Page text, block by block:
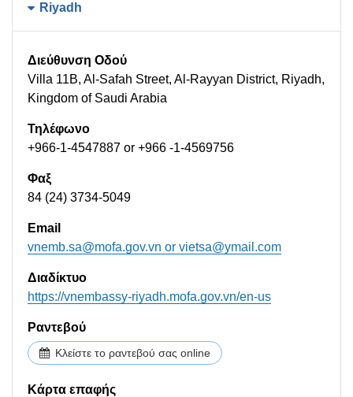
Riyadh
Διεύθυνση Οδού
Villa 11B, Al-Safah Street, Al-Rayyan District, Riyadh,
Kingdom of Saudi Arabia
Τηλέφωνο
+966-1-4547887 or +966 -1-4569756
Φαξ
84 (24) 3734-5049
Email
vnemb.sa@mofa.gov.vn or vietsa@ymail.com
Διαδίκτυο
https://vnembassy-riyadh.mofa.gov.vn/en-us
Ραντεβού
Κλείστε το ραντεβού σας online
Κάρτα επαφής